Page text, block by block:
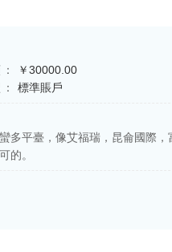
￥30000.00
標準賬戶
多平臺，像艾福瑞，昆侖國際
的。